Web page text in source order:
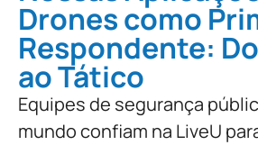
Drones como
Respondente:
ao Tático
Equipes de segurança
mundo confiam na LiveU